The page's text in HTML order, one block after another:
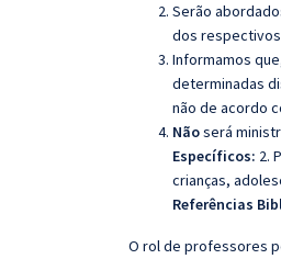
Serão
dos
Informamos
determinadas
não de acordo
Nãoserá
Específicos: 2.
crianças,
Referências
O rol de professores